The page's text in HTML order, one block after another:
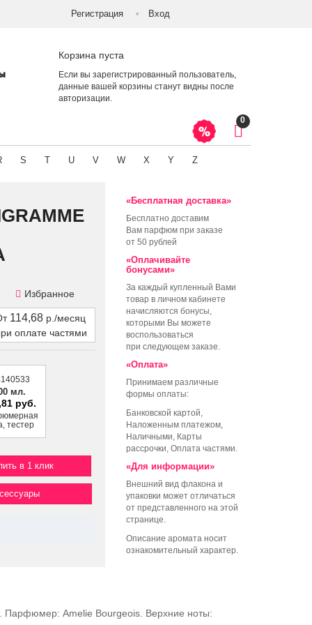
Регистрация Вход
Корзина пуста
Если вы зарегистрированный пользователь,
данные вашей корзины станут видны после
авторизации
0
S T U V W X Y Z
Избранное
114,68 р./месяц
оплате частями
мл.
руб.
тестер
в 1 клик
«Бесплатная доставка»
Бесплатно доставим
Вам парфюм при заказе
от 50 рублей
«Оплачивайте
бонусами»
За каждый купленный Вами
товар в личном кабинете
начисляются бонусы,
которыми Вы можете
воспользоваться
при следующем заказе.
«Оплата»
Принимаем различные
формы оплаты:
Банковской картой,
Наложенным платежом,
Наличными, Карты
рассрочки, Оплата частями.
«Для информации»
Внешний вид флакона и
упаковки может отличаться
от представленного на этой
странице.
Описание аромата носит
ознакомительный характер.
Парфюмер: Amelie Bourgeois. Верхние ноты: